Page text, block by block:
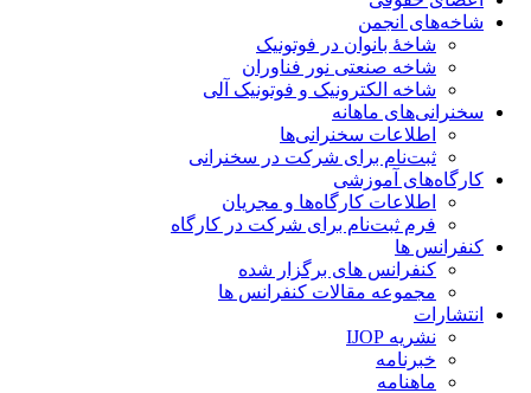
شاخه‌های انجمن
شاخۀ بانوان در فوتونیک
شاخه صنعتی نور فناوران
شاخه‌ الکترونیک و فوتونیک آلی
سخنرانی‌های ماهانه
اطلاعات سخنرانی‌‌ها
ثبت‌نام برای شرکت در سخنرانی
کارگاه‌های آموزشی
اطلاعات کارگاه‌ها و مجریان
فرم ثبت‌نام برای شرکت در کارگاه
کنفرانس ها
کنفرانس های برگزار شده
مجموعه مقالات کنفرانس ها
انتشارات
نشریه IJOP
خبرنامه
ماهنامه